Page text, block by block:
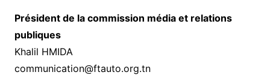
Président de la commission média et relations
publiques
Khalil HMIDA
communication@ftauto.org.tn